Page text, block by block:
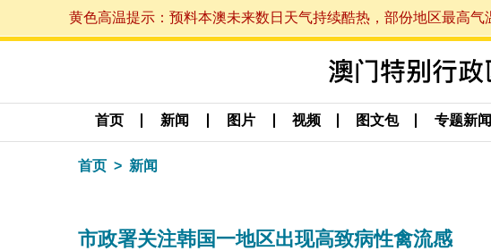
黄色高温提示：预料本澳未来数日天气持续酷热，部份地区最高
首页 新闻 图片 视频 图文包 专题新闻
首页 新闻
市政署关注韩国一地区出现高致病性禽流感